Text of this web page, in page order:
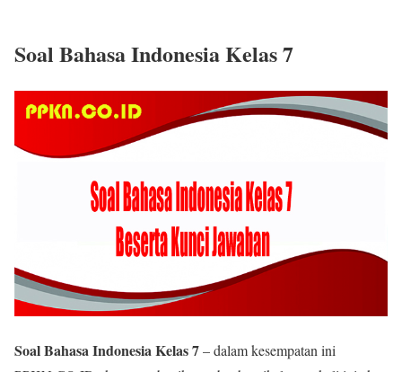
Soal Bahasa Indonesia Kelas 7
Soal Bahasa Indonesia Kelas 7– dalam kesempatan ini